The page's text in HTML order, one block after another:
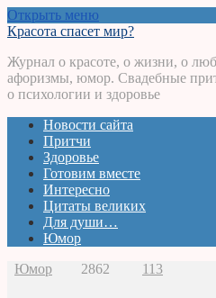
Открыть меню
Красота спасет мир?
Журнал о красоте, о жизни, о
афоризмы, юмор. Свадебные
о психологии и здоровье
Новости сайта
Притчи
Здоровье
Готовим вместе
Интересно
Цитаты великих
Для души…
Юмор
Юмор
2862 113